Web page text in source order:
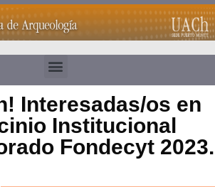
Interesadas/os en
Institucional
Fondecyt 2023.